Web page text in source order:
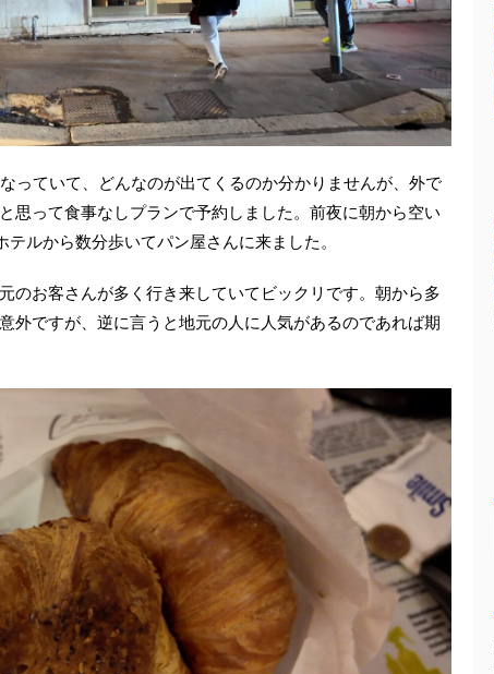
っていて、どんなのが出てくるのか分かりませんが、外で
思って食事なしプランで予約しました。前夜に朝から空い
ルから数分歩いてパン屋さんに来ました。
のお客さんが多く行き来していてビックリです。朝から多
外ですが、逆に言うと地元の人に人気があるのであれば期